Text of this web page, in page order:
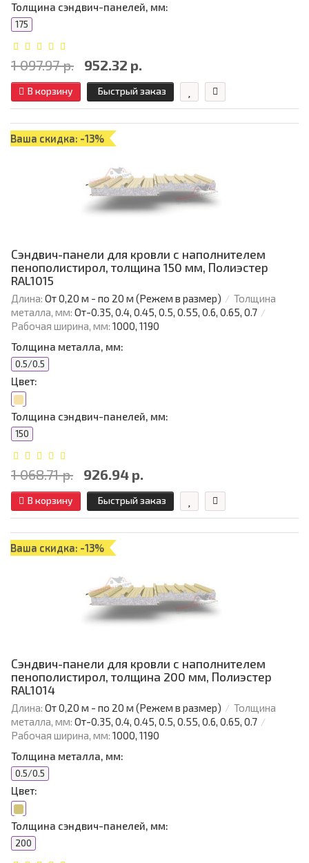
Толщина сэндвич-панелей, мм:
175
1 097.97 р. 952.32 р.
В корзину Быстрый заказ
Ваша скидка: -13%
Сэндвич-панели для кровли с наполнителем
пенополистирол, толщина 150 мм, Полиэстер
RAL1015
Длина: От 0,20 м - по 20 м (Режем в размер)
Толщина
металла, мм: От-0.35, 0.4, 0.45, 0.5, 0.55, 0.6, 0.65, 0.7
Рабочая ширина, мм: 1000, 1190
Толщина металла, мм:
0.5/0.5
Цвет:
Толщина сэндвич-панелей, мм:
150
1 068.71 р. 926.94 р.
В корзину Быстрый заказ
Ваша скидка: -13%
Сэндвич-панели для кровли с наполнителем
пенополистирол, толщина 200 мм, Полиэстер
RAL1014
Длина: От 0,20 м - по 20 м (Режем в размер)
Толщина
металла, мм: От-0.35, 0.4, 0.45, 0.5, 0.55, 0.6, 0.65, 0.7
Рабочая ширина, мм: 1000, 1190
Толщина металла, мм:
0.5/0.5
Цвет:
Толщина сэндвич-панелей, мм:
200